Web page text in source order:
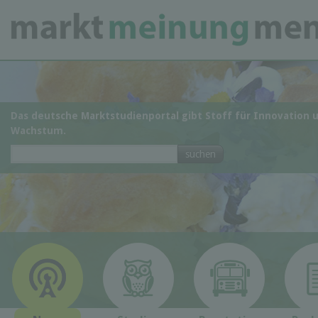
Das deutsche Marktstudienportal gibt Stoff für Innovation
Wachstum.